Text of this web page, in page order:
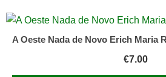
A Oeste Nada de Novo Erich Maria
€7.00